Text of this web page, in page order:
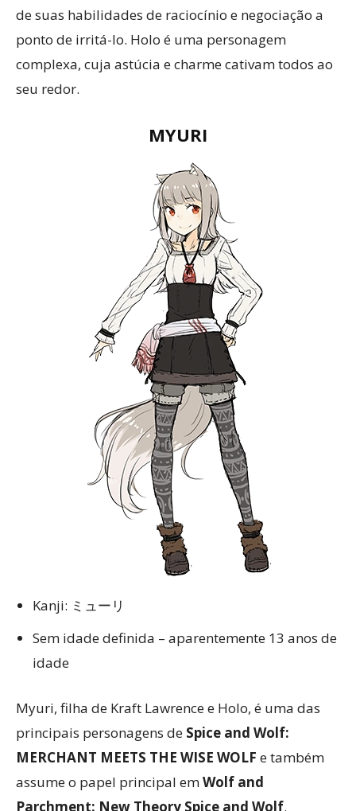
de suas habilidades de raciocínio e negociação a
ponto de irritá-lo. Holo é uma personagem
complexa, cuja astúcia e charme cativam todos ao
seu redor.
MYURI
Kanji: ミューリ
Sem idade definida – aparentemente 13 anos de
idade
Myuri, filha de Kraft Lawrence e Holo, é uma das
principais personagens de Spice and Wolf:
MERCHANT MEETS THE WISE WOLF e também
assume o papel principal emWolf and
Parchment: New Theory Spice and Wolf.